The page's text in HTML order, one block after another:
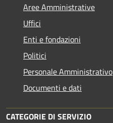
Aree Amministrative
Uffici
Enti e fondazioni
Politici
Personale Amministrativo
Documenti e dati
CATEGORIE DI SERVIZIO